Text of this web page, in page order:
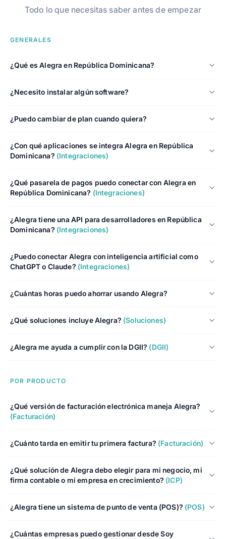
Todo lo que necesitas saber antes de empezar
GENERALES
¿Qué es Alegra en República Dominicana?
¿Necesito instalar algún software?
¿Puedo cambiar de plan cuando quiera?
¿Con qué aplicaciones se integra Alegra en República
Dominicana? (Integraciones)
¿Qué pasarela de pagos puedo conectar con Alegra en
República Dominicana? (Integraciones)
¿Alegra tiene una API para desarrolladores en República
Dominicana? (Integraciones)
¿Puedo conectar Alegra con inteligencia artificial como
ChatGPT o Claude? (Integraciones)
¿Cuántas horas puedo ahorrar usando Alegra?
¿Qué soluciones incluye Alegra? (Soluciones)
¿Alegra me ayuda a cumplir con la DGII? (DGII)
POR PRODUCTO
¿Qué versión de facturación electrónica maneja Alegra?
(Facturación)
¿Cuánto tarda en emitir tu primera factura? (Facturación)
¿Qué solución de Alegra debo elegir para mi negocio, mi
firma contable o mi empresa en crecimiento? (ICP)
¿Alegra tiene un sistema de punto de venta (POS)? (POS)
¿Cuántas empresas puedo gestionar desde Soy